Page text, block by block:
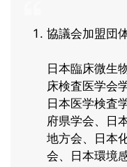
協議会加盟団
日本臨床微生
床検査医学会
日本医学検査
府県学会、日
地方会、日本
会、日本環境